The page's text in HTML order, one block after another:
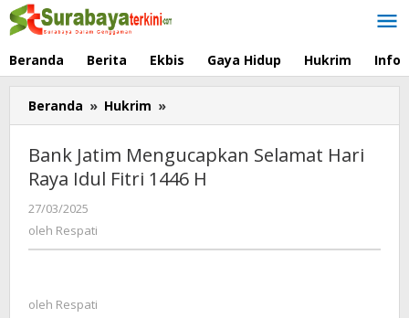
Lewati
ke
Beranda Berita Ekbis Gaya Hidup Hukrim Info
Beranda » Hukrim »
Jatim
Mengucapkan
Selamat
Hari
Bank Jatim Mengucapkan Selamat Hari
Raya Idul Fitri 1446 H
27/03/2025
oleh Respati
oleh Respati